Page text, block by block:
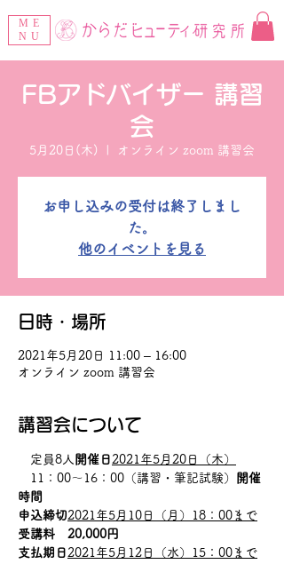
ME
NU
FBアドバイザー 講習
会
5月20日(木) オンライン zoom 講習会
お申し込みの受付は終了しまし
た。
他のイベントを見る
日時・場所
2021年5月20日 11:00 – 16:00
オンライン zoom 講習会
講習会について
定員8人 開催日 2021年5月20日（木）
11：00～16：00（講習・筆記試験）
開催
時間
申込締切2021年5月10日（月）18：00まで
受講料　20,000円
支払期日 2021年5月12日（水）15：00まで